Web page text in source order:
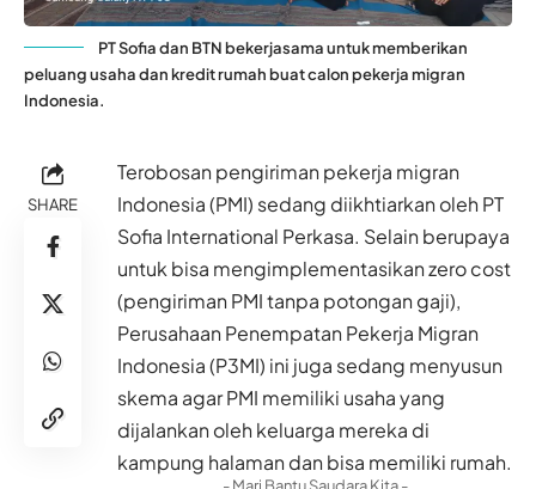
PT Sofia dan BTN bekerjasama untuk memberikan
peluang usaha dan kredit rumah buat calon pekerja migran
Indonesia.
SHARE
Terobosan pengiriman pekerja migran
Indonesia (PMI) sedang diikhtiarkan oleh PT
Sofia International Perkasa. Selain berupaya
untuk bisa mengimplementasikan zero cost
(pengiriman PMI tanpa potongan gaji),
Perusahaan Penempatan Pekerja Migran
Indonesia (P3MI) ini juga sedang menyusun
skema agar PMI memiliki usaha yang
dijalankan oleh keluarga mereka di
kampung halaman dan bisa memiliki rumah.